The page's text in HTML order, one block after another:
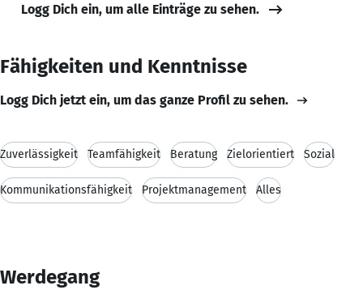
Logg Dich ein, um alle Einträge zu sehen.
Fähigkeiten und Kenntnisse
Logg Dich jetzt ein, um das ganze Profil zu sehen.
Zuverlässigkeit Teamfähigkeit Beratung Zielorientiert Sozial
Kommunikationsfähigkeit Projektmanagement Alles
Werdegang